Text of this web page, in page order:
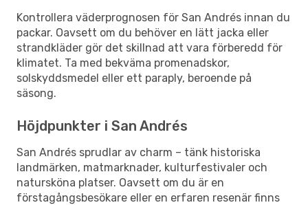
Kontrollera väderprognosen för San Andrés innan du
packar. Oavsett om du behöver en lätt jacka eller
strandkläder gör det skillnad att vara förberedd för
klimatet. Ta med bekväma promenadskor,
solskyddsmedel eller ett paraply, beroende på
säsong.
Höjdpunkter i San Andrés
San Andrés sprudlar av charm – tänk historiska
landmärken, matmarknader, kulturfestivaler och
natursköna platser. Oavsett om du är en
förstagångsbesökare eller en erfaren resenär finns